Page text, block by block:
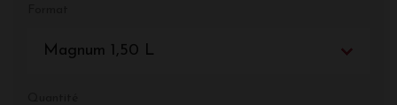
Magnum 1,50 L